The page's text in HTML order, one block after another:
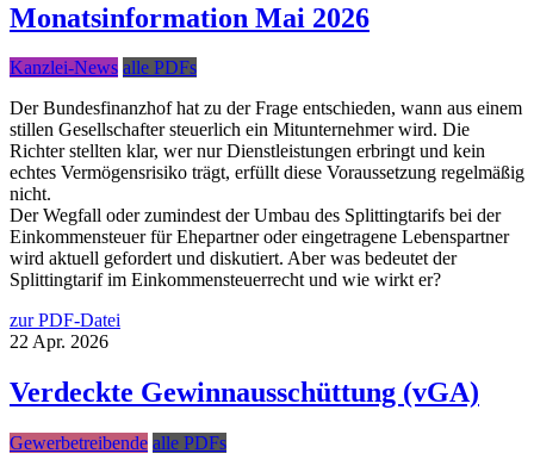
Monatsinformation Mai 2026
Kanzlei-News alle PDFs
Der Bundesfinanzhof hat zu der Frage entschieden, wann aus einem
stillen Gesellschafter steuerlich ein Mitunternehmer wird. Die
Richter stellten klar, wer nur Dienstleistungen erbringt und kein
echtes Vermögensrisiko trägt, erfüllt diese Voraussetzung regelmäßig
nicht.
Der Wegfall oder zumindest der Umbau des Splittingtarifs bei der
Einkommensteuer für Ehepartner oder eingetragene Lebenspartner
wird aktuell gefordert und diskutiert. Aber was bedeutet der
Splittingtarif im Einkommensteuerrecht und wie wirkt er?
zur PDF-Datei
22Apr. 2026
Verdeckte Gewinnausschüttung (vGA)
Gewerbetreibende alle PDFs